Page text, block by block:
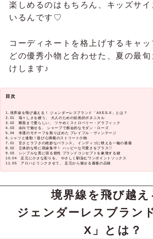
楽しめるのはもちろん、キッズサイ
いるんです♡
コーディネートを格上げするキャ
どの優秀小物と合わせた、夏の最
けします♪
目次
境界線を飛び越える！ ジェンダーレスブランド「AXES-X」とは？
01 瑞々しさを纏う。 大人のための絵画的ボタニカル
02 断面まで愛らしい。 ツヤめくストロベリー・グラフィック
03 余白で魅せる。 シャープで都会的なモダン・ローズ
04 幸運のモチーフを散りばめた プレイフル・ヴィンテージ
シャツと連動！遊び心満載のストリート小物
01 甘さとラフさの絶妙なバランス。 インディゴに映える一輪の薔薇
02 立体的な苺に視線集中！ ハッピーな可愛さをプラス♡
03 シンプルな黒に宿る個性 ブランドコンセプトを象徴する鍵
04 足元に小さな彩りを。 やさしく馴染むワンポイントソックス
05 アロハとリンクさせて。 足元から魅せる薔薇の品格
境界線を飛び越え
ジェンダーレスブラン
X」とは？